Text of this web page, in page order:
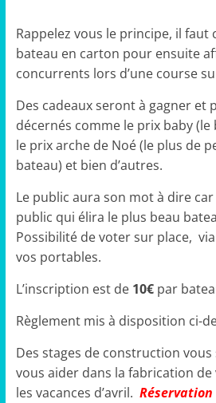
Rappelez vous le principe, il
bateau en carton pour ensuite
concurrents lors d’une course
Des cadeaux seront à gagner et
décernés comme le prix baby
le prix arche de Noé (le plus de
bateau) et bien d’autres.
Le public aura son mot à dire
public qui élira le plus beau
Possibilité de voter sur place,
vos portables.
L’inscription est de 10€par
Règlement mis à disposition ci-
Des stages de construction
vous aider dans la fabrication
les vacances d’avril.